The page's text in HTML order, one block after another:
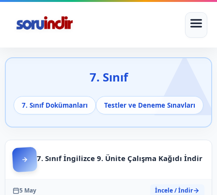
7. Sınıf
7. Sınıf Dokümanları Testler ve Deneme Sınavları
7. Sınıf İngilizce 9. Ünite Çalışma Kağıdı İndir
5 May İncele / İndir